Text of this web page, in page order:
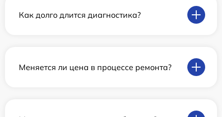
Как долго длится диагностика?
Меняется ли цена в процессе ремонта?